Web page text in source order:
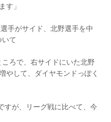
す」
手がサイド、北野選手を中
て
ろで、右サイドにいた北野
やして、ダイヤモンドっぽく
すが、リーグ戦に比べて、今